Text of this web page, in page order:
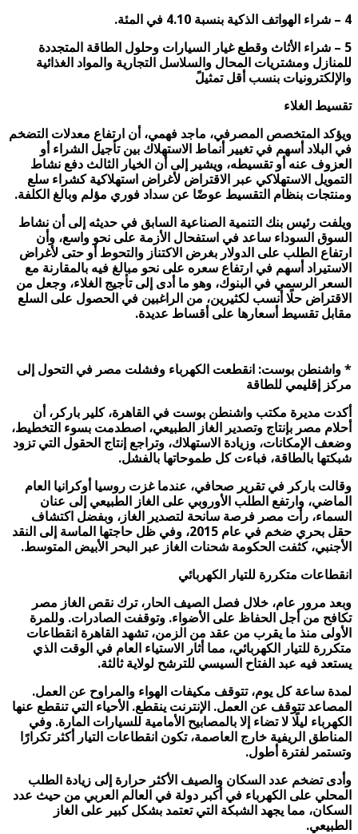
4 – شراء الهواتف الذكية بنسبة 4.10 في المئة.
5 – شراء الأثاث وقطع غيار السيارات وحلول الطاقة المتجددة
للمنازل ومشتريات المحال والسلاسل التجارية والمواد الغذائية
والإلكترونيات بنسب أقل تمثيلً
تقسيط الغلاء
ويؤكد المتخصص المصرفي، ماجد فهمي، أن ارتفاع معدلات التضخم
في البلاد أسهم في تغيير أنماط الاستهلاك بين تأجيل الشراء أو
العزوف عنه أو تقسيطه، ويشير إلى أن الخيار الثالث دفع نشاط
التمويل الاستهلاكي عبر الاقتراض لأغراض استهلاكية كشراء سلع
ومنتجات بنظام التقسيط عوضًا عن سداد فوري مؤلم وبالغ الكلفة.
ويلفت رئيس بنك التنمية الصناعية السابق في حديثه إلى أن نشاط
السوق السوداء ساعد في استفحال الأزمة على نحو واسع، وأن
ارتفاع الطلب على الدولار بغرض الاكتناز والتحوط أو حتى لأغراض
الاستيراد أسهم في ارتفاع سعره على نحو مبالغ فيه بالمقارنة مع
السعر الرسمي في البنوك، وهو ما أدى إلى تأجيج الغلاء، وجعل من
الاقتراض حلًا أنسب لكثيرين، من الراغبين في الحصول على السلع
مقابل تقسيط أسعارها على أقساط عديدة.
* واشنطن بوست: انقطعت الكهرباء وفشلت مصر في التحول إلى
مركز إقليمي للطاقة
أكدت مديرة مكتب واشنطن بوست في القاهرة، كلير باركر، أن
أحلام مصر بإنتاج وتصدير الغاز الطبيعي، اصطدمت بسوء التخطيط،
وضعف الإمكانات، وزيادة الاستهلاك، وتراجع إنتاج الحقول التي تزود
شبكتها بالطاقة، فباءت كل طموحاتها بالفشل.
وقالت باركر في تقرير صحافي، عندما غزت روسيا أوكرانيا العام
الماضي، وارتفع الطلب الأوروبي على الغاز الطبيعي إلى عنان
السماء، رأت مصر فرصة سانحة لتصدير الغاز، وبفضل اكتشاف
حقل بحري ضخم في عام 2015، وفي ظل حاجتها الماسة إلى النقد
الأجنبي، كثفت الحكومة شحنات الغاز عبر البحر الأبيض المتوسط.
انقطاعات متكررة للتيار الكهربائي
وبعد مرور عام، خلال فصل الصيف الحار، ترك نقص الغاز مصر
تكافح من أجل الحفاظ على الأضواء. وتوقفت الصادرات. وللمرة
الأولى منذ ما يقرب من عقد من الزمن، تشهد القاهرة انقطاعات
متكررة للتيار الكهربائي، مما أثار الاستياء العام في الوقت الذي
يستعد فيه عبد الفتاح السيسي للترشح لولاية ثالثة.
لمدة ساعة كل يوم، تتوقف مكيفات الهواء والمراوح عن العمل.
المصاعد تتوقف عن العمل. الإنترنت ينقطع. الأحياء التي تنقطع عنها
الكهرباء ليلًا لا تضاء إلا بالمصابيح الأمامية للسيارات المارة. وفي
المناطق الريفية خارج العاصمة، تكون انقطاعات التيار أكثر تكرارًا
وتستمر لفترة أطول.
وأدى تضخم عدد السكان والصيف الأكثر حرارة إلى زيادة الطلب
المحلي على الكهرباء في أكبر دولة في العالم العربي من حيث عدد
السكان، مما يجهد الشبكة التي تعتمد بشكل كبير على الغاز
الطبيعي.